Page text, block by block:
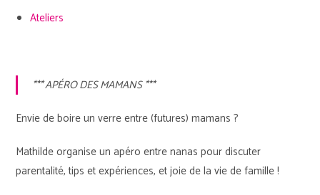
Ateliers
*** APÉRO DES MAMANS ***
Envie de boire un verre entre (futures) mamans ?
Mathilde organise un apéro entre nanas pour discuter
parentalité, tips et expériences, et joie de la vie de famille !